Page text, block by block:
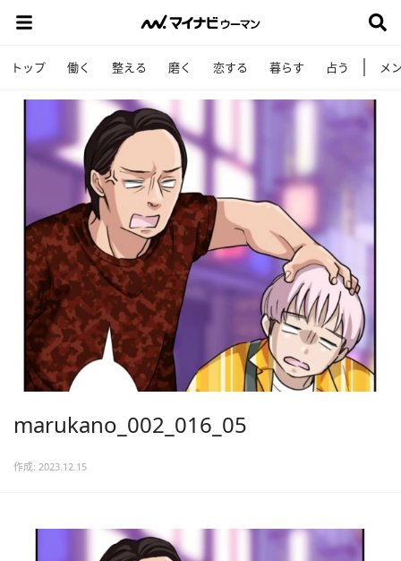
トップ 働く 整える 磨く 恋する 暮らす 占う メ
marukano_002_016_05
作成: 2023.12.15